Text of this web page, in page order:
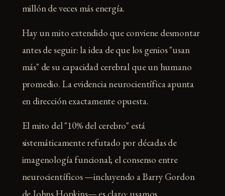
millón de veces más energía.
Hay un mito extendido que conviene desmontar
antes de seguir: la idea de que los genios "usan
más" de su capacidad cerebral que un humano
promedio. La evidencia neurocientífica apunta
en dirección exactamente opuesta.
El mito del "10% del cerebro" está
sistemáticamente refutado por décadas de
imagenología funcional; el consenso entre
neurocientíficos —incluyendo a Barry Gordon